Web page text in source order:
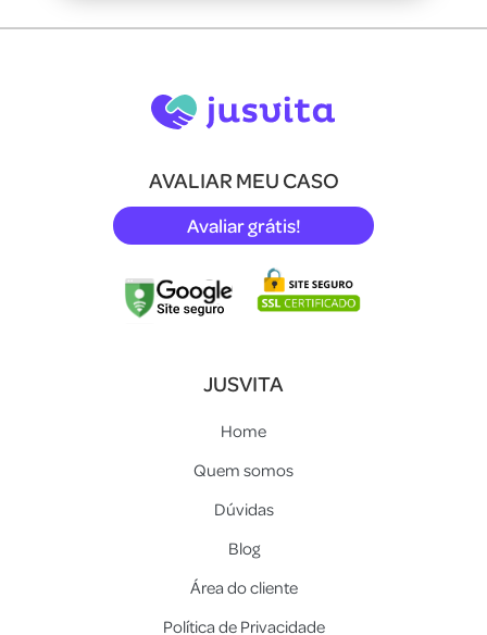
AVALIAR MEU CASO
Avaliar grátis!
JUSVITA
Home
Quem somos
Dúvidas
Blog
Área do cliente
Política de Privacidade